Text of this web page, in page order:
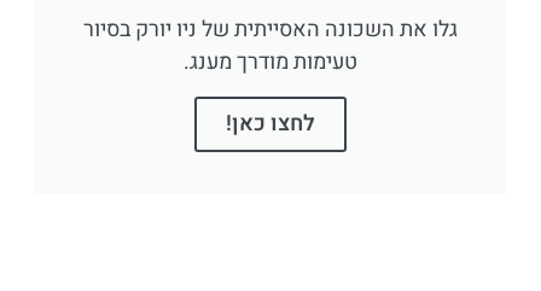
גלו את השכונה האסייתית של ניו יורק בסיור
טעימות מודרך מענג.
לחצו כאן!